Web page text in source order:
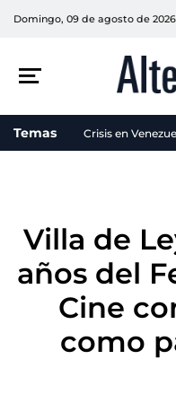
Domingo, 09 de agosto de 2026
Temas Crisis en
Villa de
años del
Cine
como